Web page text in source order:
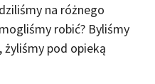
na różnego
robić? Byliśmy
żyliśmy pod opieką